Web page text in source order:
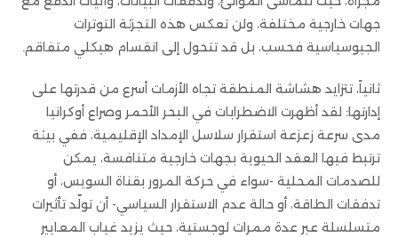
جهات خارجية مختلفة، ولن تعكس هذه التجزئة التوترات
الجيوسياسية فحسب، بل قد تتحول إلى انقسام هيكلي متفاقم.
ثانياً، تتزايد هشاشة المنطقة تجاه الأزمات أسرع من قدرتها على
إدارتها: لقد أظهرت الاضطرابات في البحر الأحمر وصراع أوكرانيا
مدى سرعة زعزعة استقرار سلاسل الإمداد الإقليمية، ففي بيئة
ترتبط فيها العقد الحيوية بجهات خارجية متنافسة، يمكن
للصدمات المحلية -سواء في حركة المرور بقناة السويس، أو
تدفقات الطاقة، أو حالة عدم الاستقرار السياسي- أن تولّد تأثيرات
متسلسلة عبر عدة ممرات لوجستية، حيث يزيد غياب المعايير